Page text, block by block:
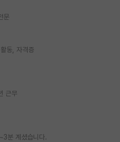
문
동, 자격증
근무
분 계셨습니다.